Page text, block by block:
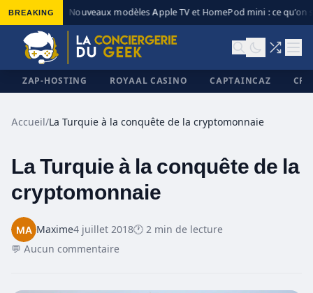
BREAKING Nouveaux modèles Apple TV et HomePod mini : ce qu’on
ZAP-HOSTING ROYAAL CASINO CAPTAINCAZ
✕
Accueil/La Turquie à la conquête de la cryptomonnaie
La Turquie à la conquête de la
cryptomonnaie
Maxime4 juillet 2018🕐 2 min de lecture
💬 Aucun commentaire